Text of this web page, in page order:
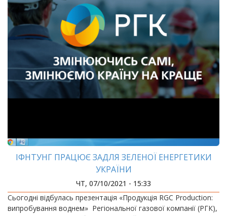
ІФНТУНГ ПРАЦЮЄ ЗАДЛЯ ЗЕЛЕНОЇ ЕНЕРГЕТИКИ
УКРАЇНИ
ЧТ, 07/10/2021 - 15:33
Сьогодні відбулась презентація «Продукція RGC Production:
випробування воднем» Регіональної газової компанії (РГК),